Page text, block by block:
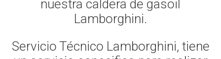
nuestra caldera de gasoil
Lamborghini.
Servicio Técnico Lamborghini, tiene